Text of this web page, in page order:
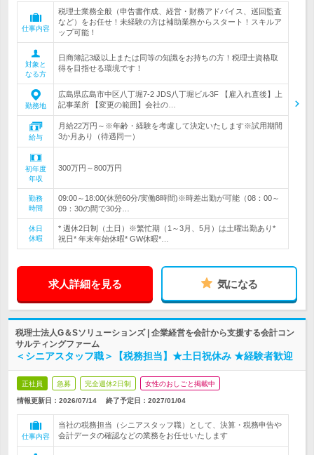
仕事内容
税理士業務全般（申告書作成、経営・財務アドバイス、巡回監査
など）をお任せ！未経験の方は補助業務からスタート！スキルア
ップ可能！
対象と
なる方
日商簿記3級以上または同等の知識をお持ちの方！税理士資格取
得を目指せる環境です！
勤務地
広島県広島市中区八丁堀7-2 JDS八丁堀ビル3F 【雇入れ直後】上
記事業所 【変更の範囲】会社の…
給与
月給22万円～※年齢・経験を考慮して決定いたします※試用期間
3か月あり（待遇同一）
初年度
年収
300万円～800万円
勤務
時間
09:00～18:00(休憩60分/実働8時間)※時差出勤が可能（08：00～
09：30の間で30分…
休日
休暇
* 週休2日制（土日）※繁忙期（1～3月、5月）は土曜出勤あり*
祝日* 年末年始休暇* GW休暇*…
求人詳細を見る 気になる
税理士法人G＆Sソリューションズ | 企業経営を会計から支援する会計コン
サルティングファーム
＜シニアスタッフ職＞【税務担当】★土日祝休み ★経験者歓迎
正社員 急募 完全週休2日制 女性のおしごと掲載中
情報更新日：2026/07/14 終了予定日： 2027/01/04
仕事内容
当社の税務担当（シニアスタッフ職）として、決算・税務申告や
会計データの確認などの業務をお任せいたします